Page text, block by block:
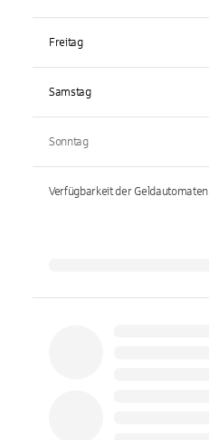
Freitag
Samstag
Sonntag
Verfügbarkeit der Geldautomaten